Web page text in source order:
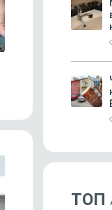
Не квасом
ТОП